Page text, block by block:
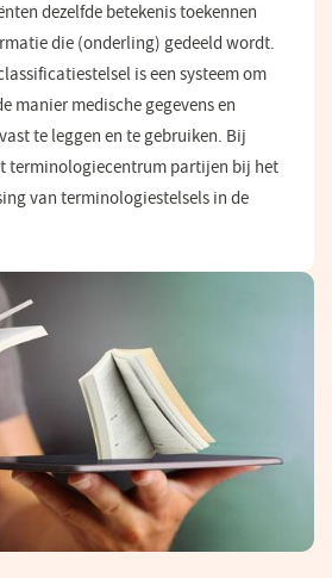
dezelfde betekenis toekennen
die (onderling) gedeeld wordt.
is een systeem om
manier medische gegevens en
te leggen en te gebruiken. Bij
terminologiecentrum partijen bij het
van terminologiestelsels in de